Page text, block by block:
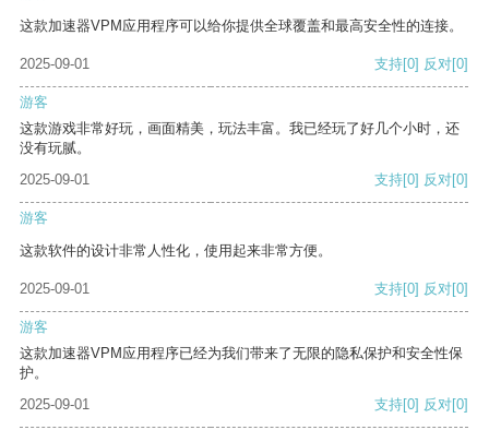
这款加速器VPM应用程序可以给你提供全球覆盖和最高安全性的连接。
2025-09-01 支持[0] 反对[0]
游客
这款游戏非常好玩，画面精美，玩法丰富。我已经玩了好几个小时，还
没有玩腻。
2025-09-01
支持[0] 反对[0]
游客
这款软件的设计非常人性化，使用起来非常方便。
2025-09-01 支持[0] 反对[0]
游客
这款加速器VPM应用程序已经为我们带来了无限的隐私保护和安全性保
护。
2025-09-01
支持[0] 反对[0]